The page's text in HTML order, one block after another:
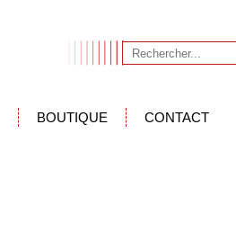
BOUTIQUE CONTACT